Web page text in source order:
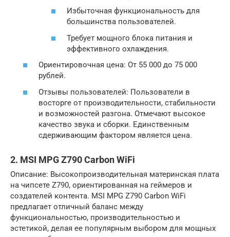
Избыточная функциональность для
большинства пользователей.
Требует мощного блока питания и
эффективного охлаждения.
Ориентировочная цена: От 55 000 до 75 000
рублей.
Отзывы пользователей: Пользователи в
восторге от производительности, стабильности
и возможностей разгона. Отмечают высокое
качество звука и сборки. Единственным
сдерживающим фактором является цена.
2. MSI MPG Z790 Carbon WiFi
Описание: Высокопроизводительная материнская плата
на чипсете Z790, ориентированная на геймеров и
создателей контента. MSI MPG Z790 Carbon WiFi
предлагает отличный баланс между
функциональностью, производительностью и
эстетикой, делая ее популярным выбором для мощных